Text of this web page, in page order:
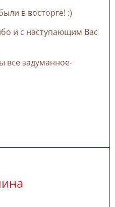
в восторге! :)
и с наступающим Вас
все задуманное-